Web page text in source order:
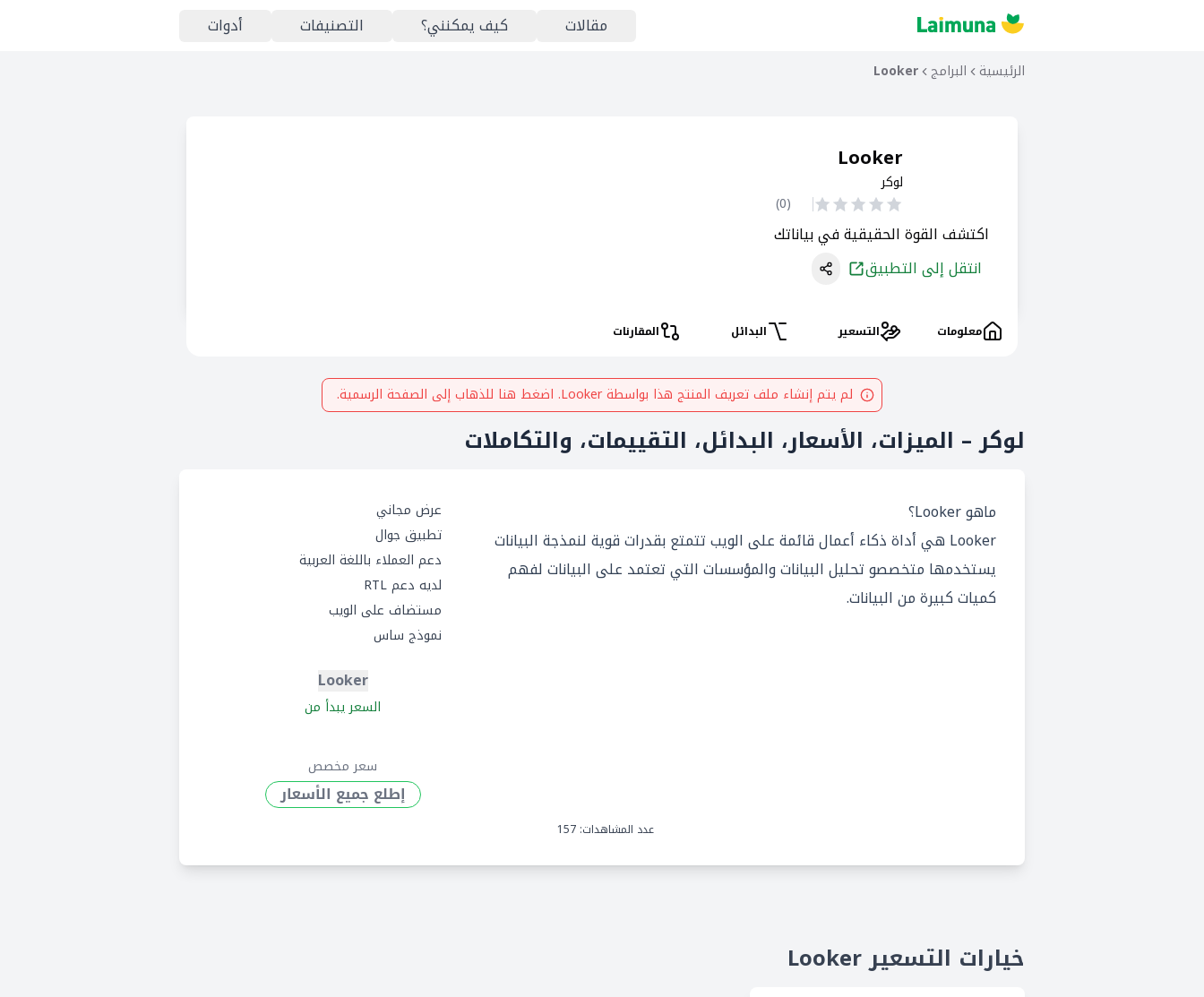
مقالات كيف يمكنني؟ التصنيفات أدوات
الرئيسية البرامج Looker
Looker
لوكر
(
0
)
اكتشف القوة الحقيقية في بياناتك
انتقل إلى التطبيق
معلومات التسعير البدائل المقارنات
لم يتم إنشاء ملف تعريف المنتج هذا بواسطةLooker. اضغط هنا للذهاب إلى الصفحة الرسمية.
لوكر – الميزات، الأسعار، البدائل، التقييمات، والتكاملات
ماهو Looker؟
Looker هي أداة ذكاء أعمال قائمة على الويب تتمتع بقدرات قوية لنمذجة البيانات
يستخدمها متخصصو تحليل البيانات والمؤسسات التي تعتمد على البيانات لفهم
كميات كبيرة من البيانات.
عرض مجاني
تطبيق جوال
دعم العملاء باللغة العربية
لديه دعم RTL
مستضاف على الويب
نموذج ساس
Looker
السعر يبدأ من
سعر مخصص
إطلع جميع الأسعار
عدد المشاهدات: 157
خيارات التسعير Looker